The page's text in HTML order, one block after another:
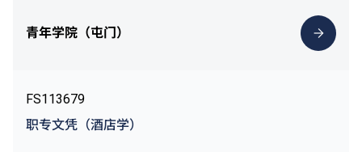
青年学院（屯门）
FS113679
职专文凭（酒店学）